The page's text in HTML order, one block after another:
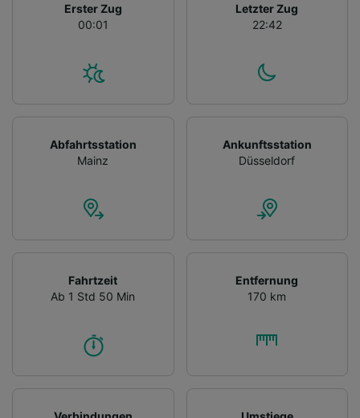
Erster Zug
00:01
Letzter Zug
22:42
Abfahrtsstation
Mainz
Ankunftsstation
Düsseldorf
Fahrtzeit
Ab 1 Std 50 Min
Entfernung
170 km